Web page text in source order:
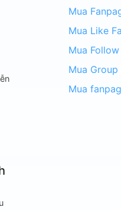
Mua
Mua Like
Mua
Mua
Mua